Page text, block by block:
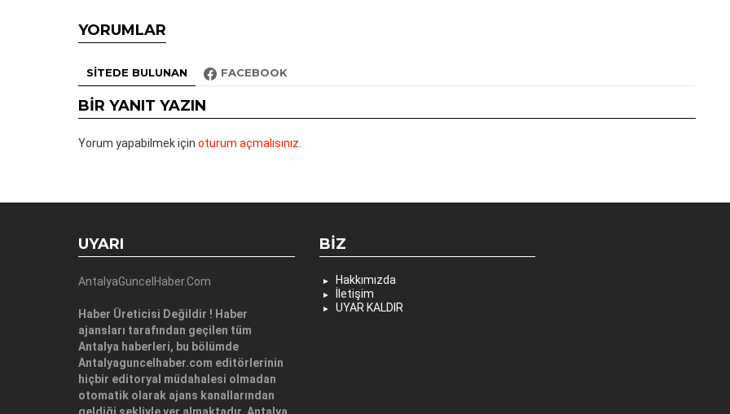
YORUMLAR
SITEDE BULUNAN FACEBOOK
BIR YANIT YAZIN
Yorum yapabilmek için oturum açmalısınız.
UYARI
AntalyaGuncelHaber.Com
Haber Üreticisi Değildir ! Haber
ajansları tarafından geçilen tüm
Antalya haberleri, bu bölümde
Antalyaguncelhaber.com editörlerinin
hiçbir editoryal müdahalesi olmadan
otomatik olarak ajans kanallarından
BIZ
Hakkımızda
İletişim
UYAR KALDIR